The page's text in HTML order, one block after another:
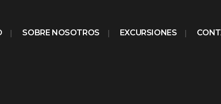
SOBRE NOSOTROS EXCURSIONES